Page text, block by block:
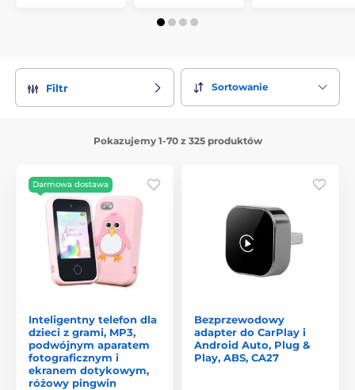
Filtr Sortowanie
Pokazujemy 1-70 z 325 produktów
Darmowa dostawa
Inteligentny telefon dla
dzieci z grami, MP3,
podwójnym aparatem
fotograficznym i
ekranem dotykowym,
różowy pingwin
Bezprzewodowy
adapter do CarPlay i
Android Auto, Plug &
Play, ABS, CA27